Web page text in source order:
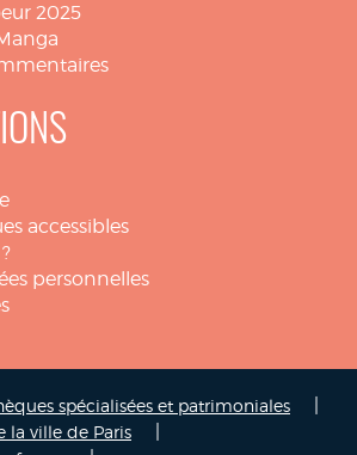
2025
accessibles
personnelles
spécialisées et patrimoniales
la ville de Paris